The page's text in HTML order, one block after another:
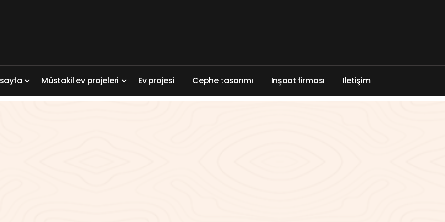
sayfa Müstakil ev projeleri Ev projesi Cephe tasarımı Inşaat firması Iletişim